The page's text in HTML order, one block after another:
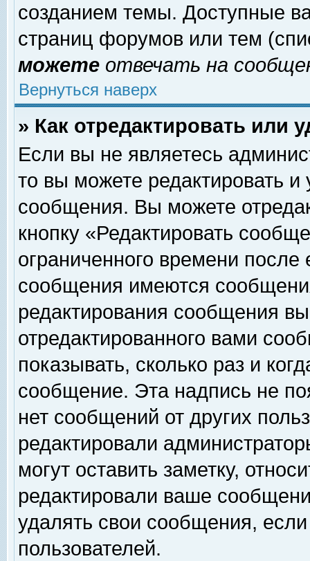
созданием темы. Доступные
страниц форумов или тем
можете отвечать на
Вернуться наверх
» Как отредактировать или
Если вы не являетесь
то вы можете редактировать и
сообщения. Вы можете
кнопку «Редактировать
ограниченного времени
сообщения имеются
редактирования сообщения
отредактированного вами
показывать, сколько раз и
сообщение. Эта надпись не
нет сообщений от других
редактировали
могут оставить заметку,
редактировали ваше
удалять свои сообщения,
пользователей.